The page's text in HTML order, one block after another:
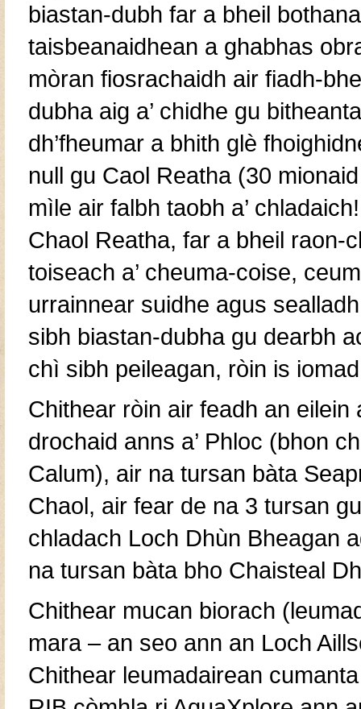
biastan-dubh far a bheil
taisbeanaidhean a ghabhas
mòran fiosrachaidh air fiadh-
dubha aig a’ chidhe gu
dh’fheumar a bhith glè
null gu Caol Reatha (30
mìle air falbh taobh a’
Chaol Reatha, far a bheil raon-
toiseach a’ cheuma-coise,
urrainnear suidhe agus
sibh biastan-dubha gu dearbh
chì sibh peileagan, ròin is
Chithear ròin air feadh an
drochaid anns a’ Phloc (bhon
Calum), air na tursan bàta
Chaol, air fear de na 3 tursan
chladach Loch Dhùn Bheagan
na tursan bàta bho Chaisteal
Chithear mucan biorach
mara – an seo ann an Loch
Chithear leumadairean